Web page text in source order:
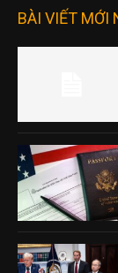
BÀI VIẾT MỚI